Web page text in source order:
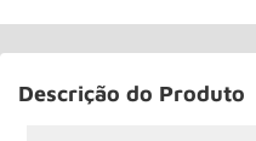
Descrição do Produto